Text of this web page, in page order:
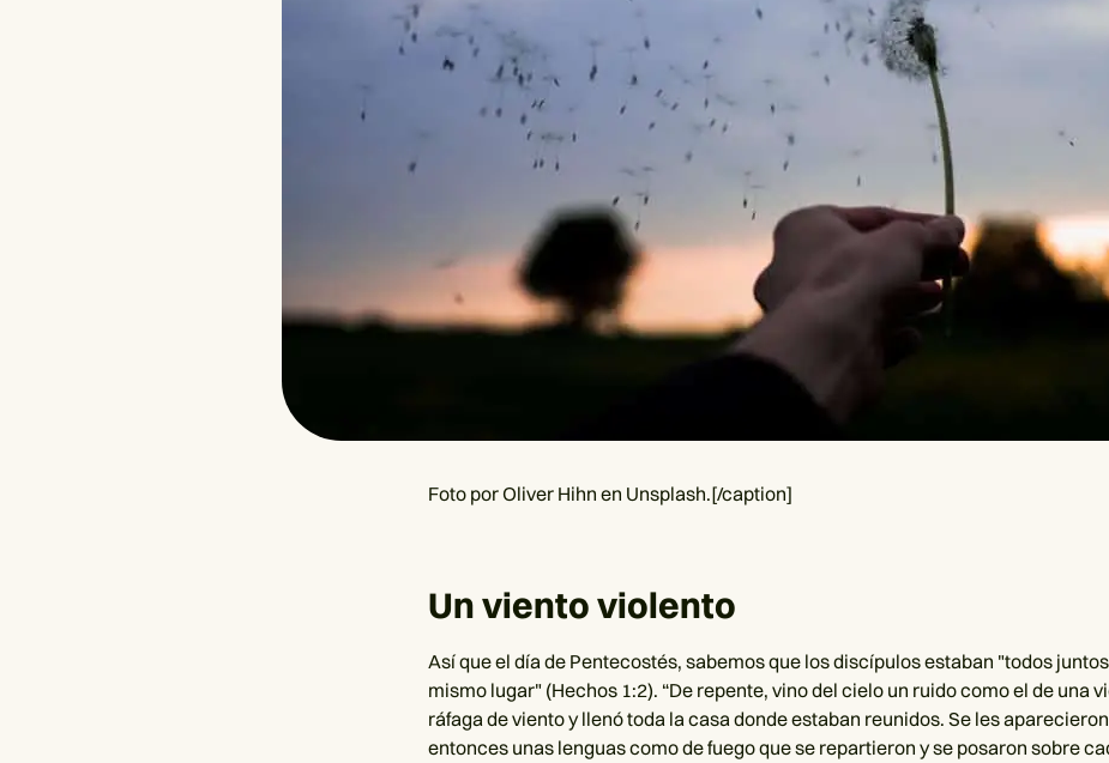
Foto por Oliver Hihn en Unsplash.[/caption]
Un viento violento
Así que el día de Pentecostés, sabemos que los discípulos estaban "todos
mismo lugar" (Hechos 1:2). “De repente, vino del cielo un ruido como el de una
ráfaga de viento y llenó toda la casa donde estaban reunidos. Se les aparecieron
entonces unas lenguas como de fuego que se repartieron y se posaron sobre